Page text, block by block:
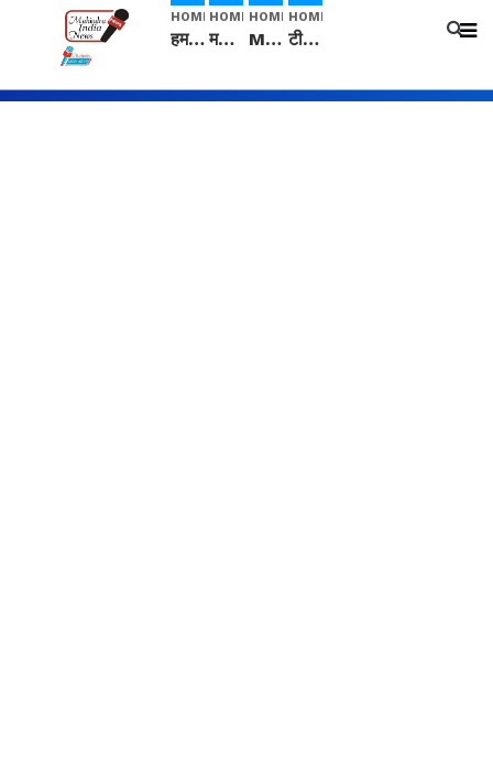
HOME
हम सनातनी..." सांसद kangana Ranaut से क्या बोली लड़की? Viral Jantar-Mantar | CJP protest
HOME
मनीषा हत्याकांड: हत्या, आत्महत्या या कोई बड़ा राज? | Full Story | Josh Haryana
HOME
Mangalsutra: हिंदू धर्म में शादी के बाद मंगलसूत्र क्यों पहनती है महिलाएं, किसने शुरु की ये परंपरा
HOME
टीम बीकेई ने एग्रीकल्चर ग्रेड की यूरिया खाद गट्टों में बदलकर टेक्निकल ग्रेड में बेचने वालों पर करवाई कार्रवाई: लखविंदर सिंह औलख